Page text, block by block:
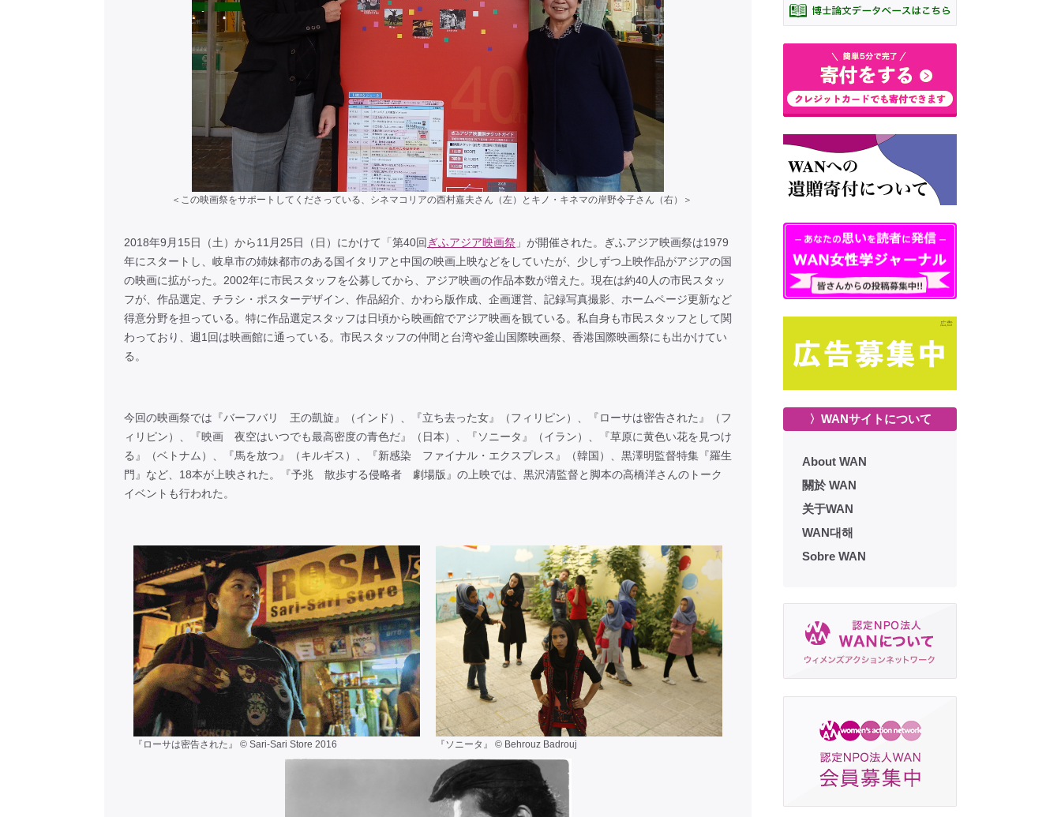
＜この映画祭をサポートしてくださっている、シネマコリアの西村嘉夫さん（左）とキノ・キネマの岸野令子さん（右）＞
2018年9月15日（土）から11月25日（日）にかけて「第40回ぎふアジア映画祭 」が開催された。ぎふアジア映画祭は1979
年にスタートし、岐阜市の姉妹都市のある国イタリアと中国の映画上映などをしていたが、少しずつ上映作品がアジアの国
の映画に拡がった。2002年に市民スタッフを公募してから、アジア映画の作品本数が増えた。現在は約40人の市民スタッ
フが、作品選定、チラシ・ポスターデザイン、作品紹介、かわら版作成、企画運営、記録写真撮影、ホームページ更新など
得意分野を担っている。特に作品選定スタッフは日頃から映画館でアジア映画を観ている。私自身も市民スタッフとして関
わっており、週1回は映画館に通っている。市民スタッフの仲間と台湾や釜山国際映画祭、香港国際映画祭にも出かけてい
る。
今回の映画祭では『バーフバリ 王の凱旋』（インド）、『立ち去った女』（フィリピン）、『ローサは密告された』（フ
ィリピン）、『映画 夜空はいつでも最高密度の青色だ』（日本）、『ソニータ』（イラン）、『草原に黄色い花を見つけ
る』（ベトナム）、『馬を放つ』（キルギス）、『新感染 ファイナル・エクスプレス』（韓国）、黒澤明監督特集『羅生
門』など、18本が上映された。『予兆 散歩する侵略者 劇場版』の上映では、黒沢清監督と脚本の高橋洋さんのトーク
イベントも行われた。
『ローサは密告された』 © Sari-Sari Store 2016 『ソニータ』 © Behrouz Badrouj
〉WANサイトについて
About WAN
關於 WAN
关于WAN
WAN대해
Sobre WAN